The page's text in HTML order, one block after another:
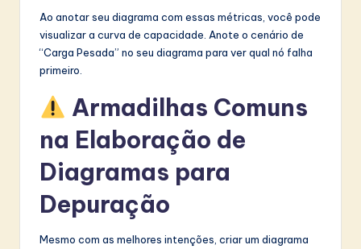
Ao anotar seu diagrama com essas métricas, você pode
visualizar a curva de capacidade. Anote o cenário de
“Carga Pesada” no seu diagrama para ver qual nó falha
primeiro.
Armadilhas Comuns
na Elaboração de
Diagramas para
Depuração
Mesmo com as melhores intenções, criar um diagrama